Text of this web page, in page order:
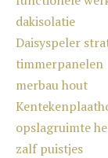
dakisolatie
Daisyspeler
timmerpanelen
merbau hout
opslagruimte
zalf puistjes